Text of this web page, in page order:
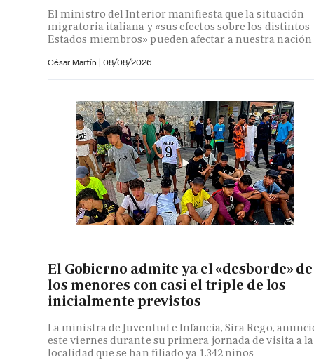
El ministro del Interior manifiesta que la situación
migratoria italiana y «sus efectos sobre los distintos
Estados miembros» pueden afectar a nuestra nación
César Martín | 08/08/2026
El Gobierno admite ya el «desborde» de
los menores con casi el triple de los
inicialmente previstos
La ministra de Juventud e Infancia, Sira Rego,
este viernes durante su primera jornada de visita a la
localidad que se han filiado ya 1.342 niños